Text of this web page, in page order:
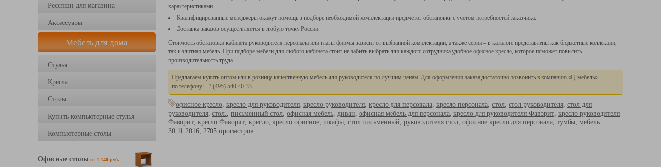
Ресепшн для магазина
Аксессуары
Мебель для дома
Стулья
Кресла
Столы
Купить компьютерные стулья
Компьютерные столы
Офисные столы от 1 140 руб.
характеристиками.
Квалифицированные менеджеры окажут помощь в подборе необходимой комплектации предметов обстановки с учетом потребностей заказчика.
Доставка заказов осуществляется в любую точку России.
Стоимость обстановки кабинета руководителя персонала или главы фирмы зависит от выбранной комплектации, а также серии – в каталоге представлены как бюджетные коллекции,
так и элитная мебель. При подборе мебели для любого кабинета стоит не забыть выбрать для каждого сотрудника удобное офисное кресло, которое поможет повысить
производительность труда.
Предлагаем купить оптом или в розницу качественную мебель для руководителя по лучшим ценам. Для оформления заказа достаточно позвонить в компанию «Ц-мебель»
по телефону: +7 (495) 540-40-33.
офисное кресло кресло для руководителя кресло руководителя кресло для персонала кресло персонала стол стол руководителя стол для
руководителя стол. письменный стол офисная мебель диван офисная мебель для персонала кресло для руководителя Фаворит кресло руководителя
Фаворит кресло Фаворит кресло кресло офисное шкафы стол письменный руководителя стол офисное кресло для персонала тумбы мебель
30.11.2016, 2705 просмотров.